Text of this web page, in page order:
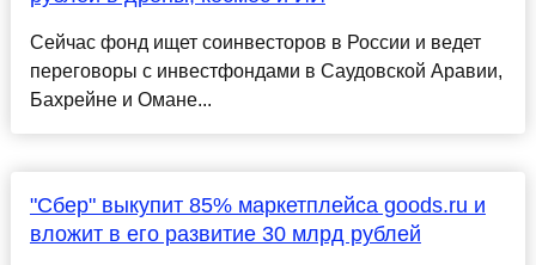
Сейчас фонд ищет соинвесторов в России и ведет
переговоры с инвестфондами в Саудовской Аравии,
Бахрейне и Омане...
"Сбер" выкупит 85% маркетплейса goods.ru и
вложит в его развитие 30 млрд рублей